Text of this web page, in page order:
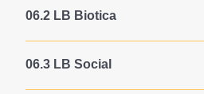
06.2 LB Biotica
06.3 LB Social